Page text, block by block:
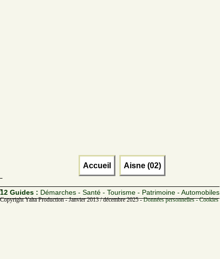
Accueil Aisne (02)
12 Guides : Démarches - Santé - Tourisme - Patrimoine - Automobiles
Copyright Yalta Production - Janvier 2013 / décembre 2025 -Données personnelles -